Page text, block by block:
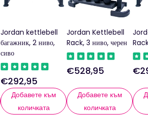
Jordan kettlebell
багажник, 2 ниво,
сиво
Редовна
цена
€292,95
Добавете към
количката
Jordan Kettlebell
Rack, 3 ниво, черен
Редовна
€528,95
Добавете към
количката